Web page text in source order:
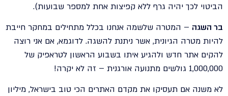
הביטוי לכך יהיה גרף ללא קפיצות אחת למספר שבועות).
בר השגה – המטרה שלשמה אנחנו בכלל מתחילים במחקר חייבת
להיות מטרה הגיונית, אשר ניתנת להשגה. לדוגמא, אם אני רוצה
להקים אתר חדש ולהגיע איתו בשבוע הראשון לטראפיק של
1,000,000 גולשים מתנועה אורגנית – זה לא יקרה!
לא משנה אם תעסיקו את מקדם האתרים הכי טוב בישראל, מיליון